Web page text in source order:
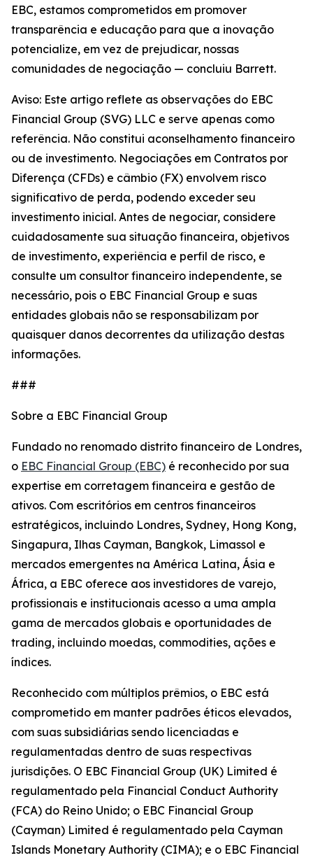
EBC, estamos comprometidos em promover
transparência e educação para que a inovação
potencialize, em vez de prejudicar, nossas
comunidades de negociação — concluiu Barrett.
Aviso: Este artigo reflete as observações do EBC
Financial Group (SVG) LLC e serve apenas como
referência. Não constitui aconselhamento financeiro
ou de investimento. Negociações em Contratos por
Diferença (CFDs) e câmbio (FX) envolvem risco
significativo de perda, podendo exceder seu
investimento inicial. Antes de negociar, considere
cuidadosamente sua situação financeira, objetivos
de investimento, experiência e perfil de risco, e
consulte um consultor financeiro independente, se
necessário, pois o EBC Financial Group e suas
entidades globais não se responsabilizam por
quaisquer danos decorrentes da utilização destas
informações.
###
Sobre a EBC Financial Group
Fundado no renomado distrito financeiro de Londres,
o EBC Financial Group (EBC) é reconhecido por sua
expertise em corretagem financeira e gestão de
ativos. Com escritórios em centros financeiros
estratégicos, incluindo Londres, Sydney, Hong Kong,
Singapura, Ilhas Cayman, Bangkok, Limassol e
mercados emergentes na América Latina, Ásia e
África, a EBC oferece aos investidores de varejo,
profissionais e institucionais acesso a uma ampla
gama de mercados globais e oportunidades de
trading, incluindo moedas, commodities, ações e
índices.
Reconhecido com múltiplos prêmios, o EBC está
comprometido em manter padrões éticos elevados,
com suas subsidiárias sendo licenciadas e
regulamentadas dentro de suas respectivas
jurisdições. O EBC Financial Group (UK) Limited é
regulamentado pela Financial Conduct Authority
(FCA) do Reino Unido; o EBC Financial Group
(Cayman) Limited é regulamentado pela Cayman
Islands Monetary Authority (CIMA); e o EBC Financial